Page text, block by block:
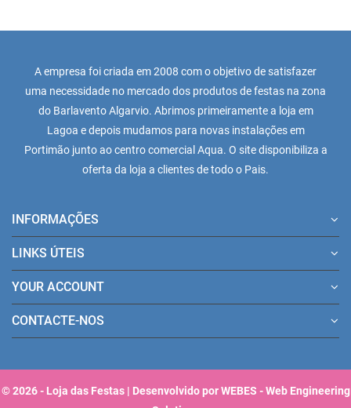
A empresa foi criada em 2008 com o objetivo de satisfazer
uma necessidade no mercado dos produtos de festas na zona
do Barlavento Algarvio. Abrimos primeiramente a loja em
Lagoa e depois mudamos para novas instalações em
Portimão junto ao centro comercial Aqua. O site disponibiliza a
oferta da loja a clientes de todo o Pais.
INFORMAÇÕES
LINKS ÚTEIS
YOUR ACCOUNT
CONTACTE-NOS
© 2026 - Loja das Festas | Desenvolvido por WEBES - Web Engineering